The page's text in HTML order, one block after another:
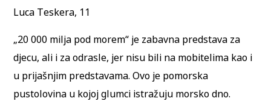
Luca Teskera, 11
„20 000 milja pod morem“ je zabavna predstava za
djecu, ali i za odrasle, jer nisu bili na mobitelima kao i
u prijašnjim predstavama. Ovo je pomorska
pustolovina u kojoj glumci istražuju morsko dno.